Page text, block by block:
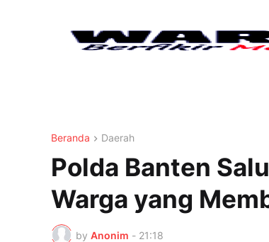
Beranda Daerah
Polda Banten
Warga yang
by Anonim - 21:18